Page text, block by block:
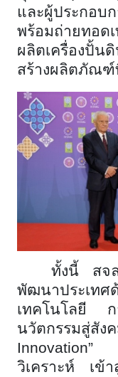
และผู้ประกอบ
พร้อมถ่ายทอด
ผลิตเครื่องปั้น
สร้างผลิตภัณฑ์
ทั้งนี้ สจ
พัฒนาประเทศ
เทคโนโลยี ก
นวัตกรรมสู่สัง
Innovation”
วิเคราะห์ เข้า